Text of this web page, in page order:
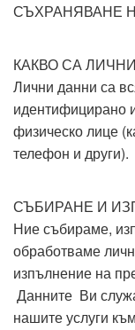
СЪХРАНЯВАНЕ
КАКВО СА
Лични данни са
идентифицирано
физическо лице
телефон и други).
СЪБИРАНЕ И
Ние събираме,
обработваме
изпълнение на
Данните Ви
нашите услуги